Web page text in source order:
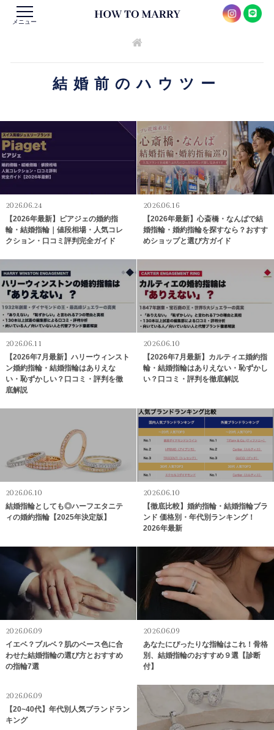
メニュー
結婚前のハウツー
2026.06.24
【2026年最新】ピアジェの婚約指
輪・結婚指輪｜値段相場・人気コレ
クション・口コミ評判完全ガイド
2026.06.16
【2026年最新】心斎橋・なんばで結
婚指輪・婚約指輪を探すなら？おすす
めショップと選び方ガイド
2026.06.11
【2026年7月最新】ハリーウィンスト
ン婚約指輪・結婚指輪はありえな
い・恥ずかしい？口コミ・評判を徹
底解説
2026.06.10
【2026年7月最新】カルティエ婚約指
輪・結婚指輪はありえない・恥ずかし
い？口コミ・評判を徹底解説
2026.06.10
結婚指輪としても◎ハーフエタニテ
ィの婚約指輪【2025年決定版】
2026.06.10
【徹底比較】婚約指輪・結婚指輪ブラ
ンド 価格別・年代別ランキング！
2026年最新
2026.06.09
イエベ？ブルベ？肌のベース色に合
わせた結婚指輪の選び方とおすすめ
の指輪7選
2026.06.09
あなたにぴったりな指輪はこれ！骨格
別、結婚指輪のおすすめ９選【診断
付】
2026.06.09
【20~40代】年代別人気ブランドラン
キング